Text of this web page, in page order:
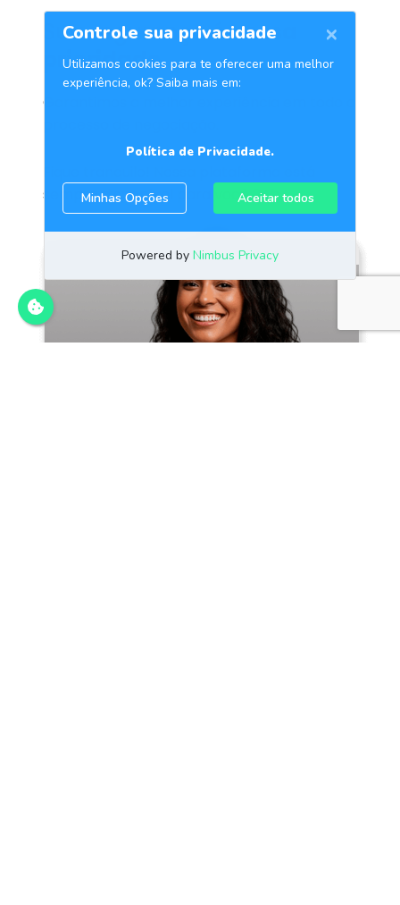
Sua segurança énossa
prioridade
Garantimos a melhor experiência em todo o
sempre disponível para você 24h.